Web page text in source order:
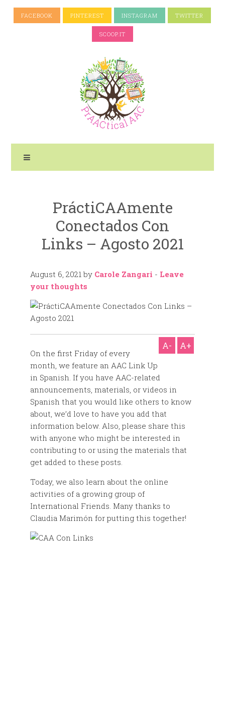
FACEBOOK PINTEREST INSTAGRAM TWITTER
SCOOP.IT
PráctiCAAmente
Conectados Con
Links – Agosto 2021
August 6, 2021 by Carole Zangari - Leave
your thoughts
A- A+
On the first Friday of every
month, we feature an AAC Link Up
in Spanish. If you have AAC-related
announcements, materials, or videos in
Spanish that you would like others to know
about, we’d love to have you add that
information below. Also, please share this
with anyone who might be interested in
contributing to or using the materials that
get added to these posts.
Today, we also learn about the online
activities of a growing group of
International Friends. Many thanks to
Claudia Marimón for putting this together!